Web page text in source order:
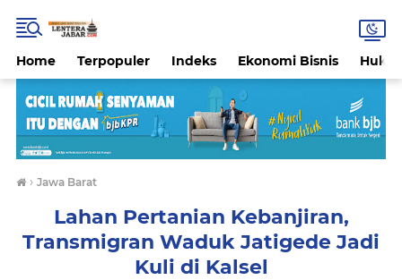
Home Terpopuler Indeks Ekonomi Bisnis
› Jawa Barat
Lahan Pertanian Kebanjiran,
Transmigran Waduk Jatigede Jadi
Kuli di Kalsel